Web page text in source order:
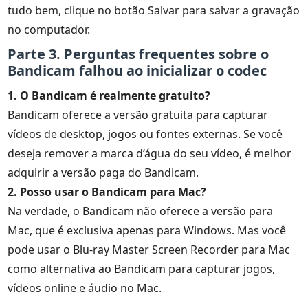
tudo bem, clique no botão Salvar para salvar a gravação
no computador.
Parte 3. Perguntas frequentes sobre o
Bandicam falhou ao inicializar o codec
1. O Bandicam é realmente gratuito?
Bandicam oferece a versão gratuita para capturar
vídeos de desktop, jogos ou fontes externas. Se você
deseja remover a marca d’água do seu vídeo, é melhor
adquirir a versão paga do Bandicam.
2. Posso usar o Bandicam para Mac?
Na verdade, o Bandicam não oferece a versão para
Mac, que é exclusiva apenas para Windows. Mas você
pode usar o Blu-ray Master Screen Recorder para Mac
como alternativa ao Bandicam para capturar jogos,
vídeos online e áudio no Mac.